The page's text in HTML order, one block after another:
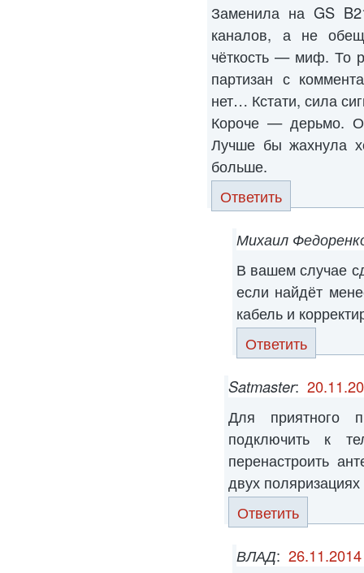
Заменила на GS
каналов, а не
чёткость — миф. То
партизан с
нет… Кстати, сила
Короче — дерьмо.
Лучше бы жахнула
больше.
Ответить
Михаил
В вашем случае
если найдёт
кабель и
Ответить
Satmaster:
Для приятного
подключить к
перенастроить
двух
Ответить
ВЛАД: